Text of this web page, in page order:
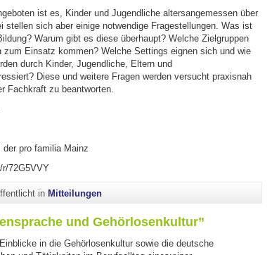
ist es, Kinder und Jugendliche altersangemessen über
stellen sich aber einige notwendige Fragestellungen. Was ist
Warum gibt es diese überhaupt? Welche Zielgruppen
Einsatz kommen? Welche Settings eignen sich und wie
durch Kinder, Jugendliche, Eltern und
Diese und weitere Fragen werden versucht praxisnah
Fachkraft zu beantworten.
pro familia Mainz
72G5VVY
inMitteilungen
und Gehörlosenkultur”
in die Gehörlosenkultur sowie die deutsche